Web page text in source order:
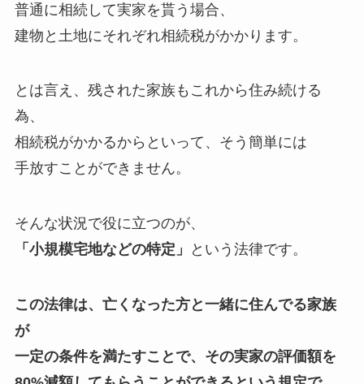
普通に相続して実家を貰う場合、
建物と土地にそれぞれ相続税がかかります。
とは言え、残された家族もこれから住み続ける
為、
相続税がかかるからといって、そう簡単には
手放すことができません。
そんな状況で役に立つのが、
「小規模宅地などの特定」
という法律です。
この法律は、亡くなった方と一緒に住んでる家族
が
一定の条件を満たすことで、その実家の評価額を